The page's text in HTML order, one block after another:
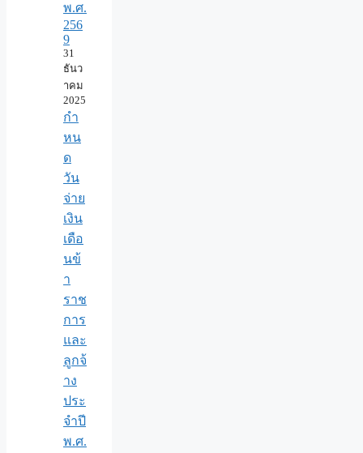
พ.ศ.
256
9
31
ธันว
าคม
2025
กำ
หน
ด
วัน
จ่าย
เงิน
เดือ
นข้
า
ราช
การ
และ
ลูกจ้
าง
ประ
จำปี
พ.ศ.​